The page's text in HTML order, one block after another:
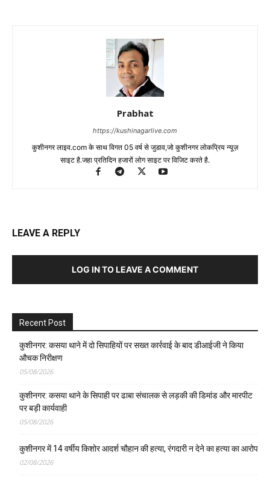
Prabhat
https://kushinagarlive.com
कुशीनगर लाइव.com के साथ विगत 05 वर्ष से जुडाव,जो कुशीनगर लोकप्रिय न्यूज़
साइट है.जहा प्रतिदिन हजारों लोग साइट पर विजिट करते है.
LEAVE A REPLY
LOG IN TO LEAVE A COMMENT
Recent Post
कुशीनगर: कसया थाने में दो सिपाहियों पर सख्त कार्रवाई के बाद डीआईजी ने किया
औचक निरीक्षण
05/08/2026
कुशीनगर: कसया थाने के सिपाही पर ढाबा संचालक से लड़की की डिमांड और मारपीट
पर बड़ी कार्यवाही
05/08/2026
कुशीनगर में 14 वर्षीय किशोर आदर्श चौहान की हत्या, रंगदारी न देने का हत्या का आरोप
02/08/2026